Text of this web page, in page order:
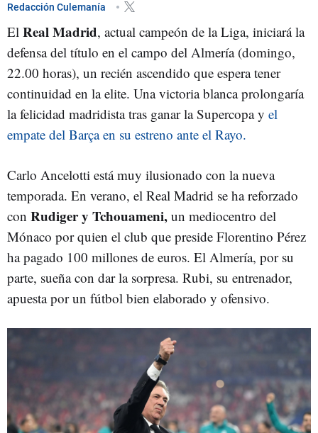
Redacción Culemanía
El Real Madrid, actual campeón de la Liga, iniciará la
defensa del título en el campo del Almería (domingo,
22.00 horas), un recién ascendido que espera tener
continuidad en la elite. Una victoria blanca prolongaría
la felicidad madridista tras ganar la Supercopa y el
empate del Barça en su estreno ante el Rayo.
Carlo Ancelotti está muy ilusionado con la nueva
temporada. En verano, el Real Madrid se ha reforzado
con Rudiger y Tchouameni, un mediocentro del
Mónaco por quien el club que preside Florentino Pérez
ha pagado 100 millones de euros. El Almería, por su
parte, sueña con dar la sorpresa. Rubi, su entrenador,
apuesta por un fútbol bien elaborado y ofensivo.